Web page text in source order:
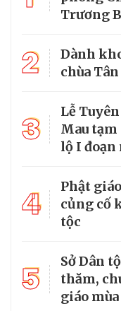
Trương
2
Dành
chùa
3
Lễ
Mau tạm
lộ I đoạn
4
Phật
củng cố
tộc
5
Sở Dân
thăm,
giáo